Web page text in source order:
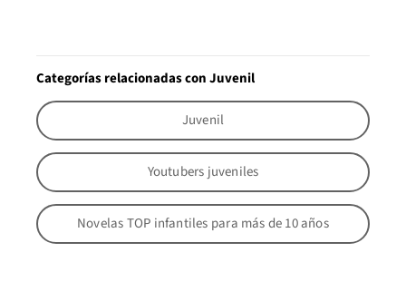
Categorías relacionadas con Juvenil
Juvenil
Youtubers juveniles
Novelas TOP infantiles para más de 10 años